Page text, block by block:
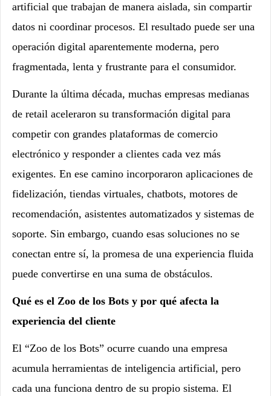
artificial que trabajan de manera aislada, sin compartir
datos ni coordinar procesos. El resultado puede ser una
operación digital aparentemente moderna, pero
fragmentada, lenta y frustrante para el consumidor.
Durante la última década, muchas empresas medianas
de retail aceleraron su transformación digital para
competir con grandes plataformas de comercio
electrónico y responder a clientes cada vez más
exigentes. En ese camino incorporaron aplicaciones de
fidelización, tiendas virtuales, chatbots, motores de
recomendación, asistentes automatizados y sistemas de
soporte. Sin embargo, cuando esas soluciones no se
conectan entre sí, la promesa de una experiencia fluida
puede convertirse en una suma de obstáculos.
Qué es el Zoo de los Bots y por qué afecta la
experiencia del cliente
El “Zoo de los Bots” ocurre cuando una empresa
acumula herramientas de inteligencia artificial, pero
cada una funciona dentro de su propio sistema. El